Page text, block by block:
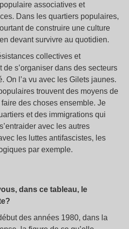
associatives et
Dans les quartiers populaires,
de construire une culture
devant survivre au quotidien.
collectives et
s’organiser dans des secteurs
On l’a vu avec les Gilets jaunes.
trouvent des moyens de
des choses ensemble. Je
et des immigrations qui
avec les autres
les luttes antifascistes, les
par exemple.
dans ce tableau, le
des années 1980, dans la